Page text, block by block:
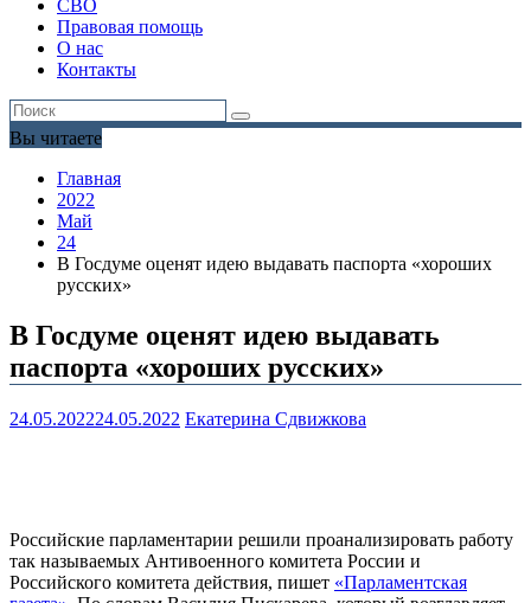
СВО
Правовая помощь
О нас
Контакты
Вы читаете
Главная
2022
Май
24
В Госдуме оценят идею выдавать паспорта «хороших
русских»
В Госдуме оценят идею выдавать
паспорта «хороших русских»
24.05.202224.05.2022 Екатерина Сдвижкова
Российские парламентарии решили проанализировать работу
так называемых Антивоенного комитета России и
Российского комитета действия, пишет «Парламентская